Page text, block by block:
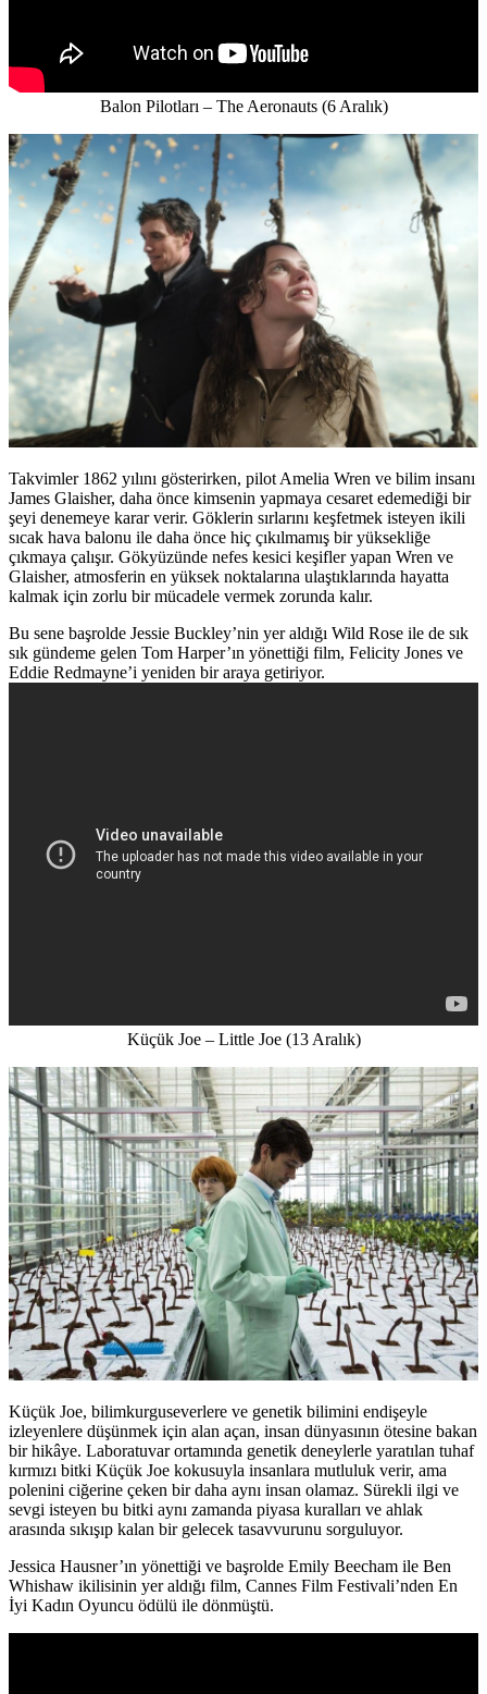
Balon Pilotları – The Aeronauts (6 Aralık)
Takvimler 1862 yılını gösterirken, pilot Amelia Wren ve bilim insanı
James Glaisher, daha önce kimsenin yapmaya cesaret edemediği bir
şeyi denemeye karar verir. Göklerin sırlarını keşfetmek isteyen ikili
sıcak hava balonu ile daha önce hiç çıkılmamış bir yüksekliğe
çıkmaya çalışır. Gökyüzünde nefes kesici keşifler yapan Wren ve
Glaisher, atmosferin en yüksek noktalarına ulaştıklarında hayatta
kalmak için zorlu bir mücadele vermek zorunda kalır.
Bu sene başrolde Jessie Buckley’nin yer aldığı Wild Rose ile de sık
sık gündeme gelen Tom Harper’ın yönettiği film, Felicity Jones ve
Eddie Redmayne’i yeniden bir araya getiriyor.
Küçük Joe – Little Joe (13 Aralık)
Küçük Joe, bilimkurguseverlere ve genetik bilimini endişeyle
izleyenlere düşünmek için alan açan, insan dünyasının ötesine bakan
bir hikâye. Laboratuvar ortamında genetik deneylerle yaratılan tuhaf
kırmızı bitki Küçük Joe kokusuyla insanlara mutluluk verir, ama
polenini ciğerine çeken bir daha aynı insan olamaz. Sürekli ilgi ve
sevgi isteyen bu bitki aynı zamanda piyasa kuralları ve ahlak
arasında sıkışıp kalan bir gelecek tasavvurunu sorguluyor.
Jessica Hausner’ın yönettiği ve başrolde Emily Beecham ile Ben
Whishaw ikilisinin yer aldığı film, Cannes Film Festivali’nden En
İyi Kadın Oyuncu ödülü ile dönmüştü.